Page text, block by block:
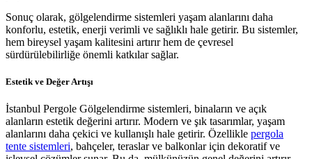
Sonuç olarak, gölgelendirme sistemleri yaşam alanlarını daha
konforlu, estetik, enerji verimli ve sağlıklı hale getirir. Bu sistemler,
hem bireysel yaşam kalitesini artırır hem de çevresel
sürdürülebilirliğe önemli katkılar sağlar.
Estetik ve Değer Artışı
İstanbul Pergole Gölgelendirme sistemleri, binaların ve açık
alanların estetik değerini artırır. Modern ve şık tasarımlar, yaşam
alanlarını daha çekici ve kullanışlı hale getirir. Özellikle pergola
tente sistemleri, bahçeler, teraslar ve balkonlar için dekoratif ve